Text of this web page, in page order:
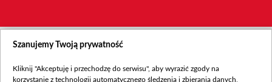
Szanujemy Twoją prywatność
Kliknij "Akceptuję i przechodzę do serwisu", aby wyrazić zgody na
korzystanie z technologii automatycznego śledzenia i zbierania danych,